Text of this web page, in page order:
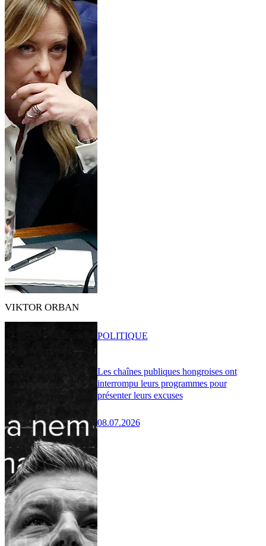
VIKTOR ORBAN
Les chaînes publiques hongroises ont
interrompu leurs programmes pour
présenter leurs excuses
08.07.2026
POLITIQUE